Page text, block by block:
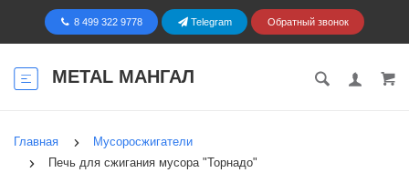
8 499 322 9778 Telegram Обратный звонок
METAL МАНГАЛ
Главная
Мусоросжигатели
Печь для сжигания мусора "Торнадо"